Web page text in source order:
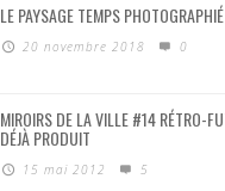
LE PAYSAGE TEMPS PHOTOGRAPHIÉ
20 novembre 2018 0
MIROIRS DE LA VILLE #14 RÉTRO-
DÉJÀ PRODUIT
15 mai 2012 5